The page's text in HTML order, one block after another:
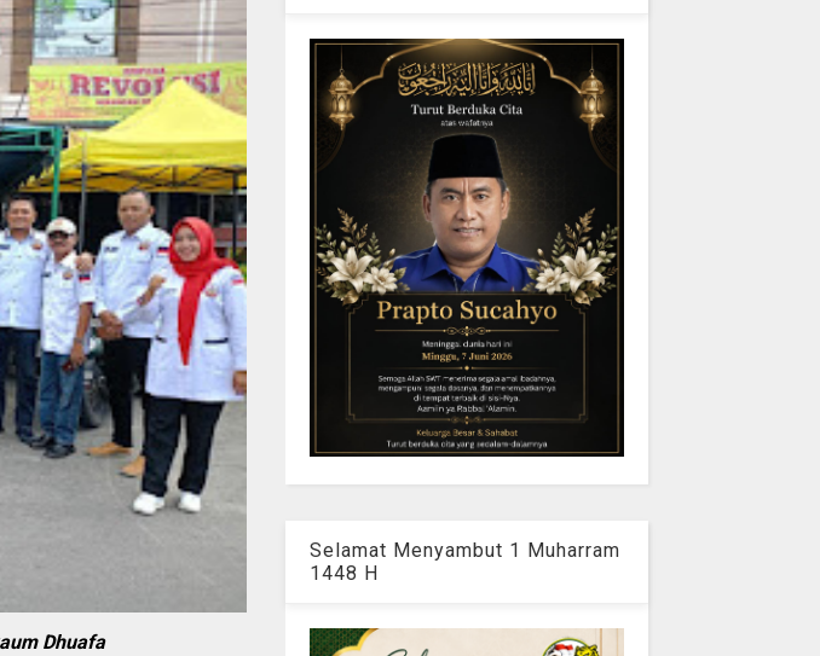
Dhuafa
Selamat Menyambut 1 Muharram
1448 H